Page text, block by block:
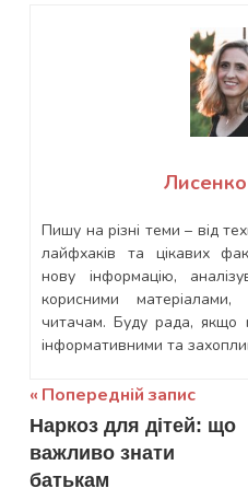
Пишу на різні теми – від
лайфхаків та цікавих
нову інформацію,
корисними
читачам. Буду рада, якщо
інформативними та
Навігація
записів
Попередній запис
Наркоз для дітей: що
важливо знати
батькам